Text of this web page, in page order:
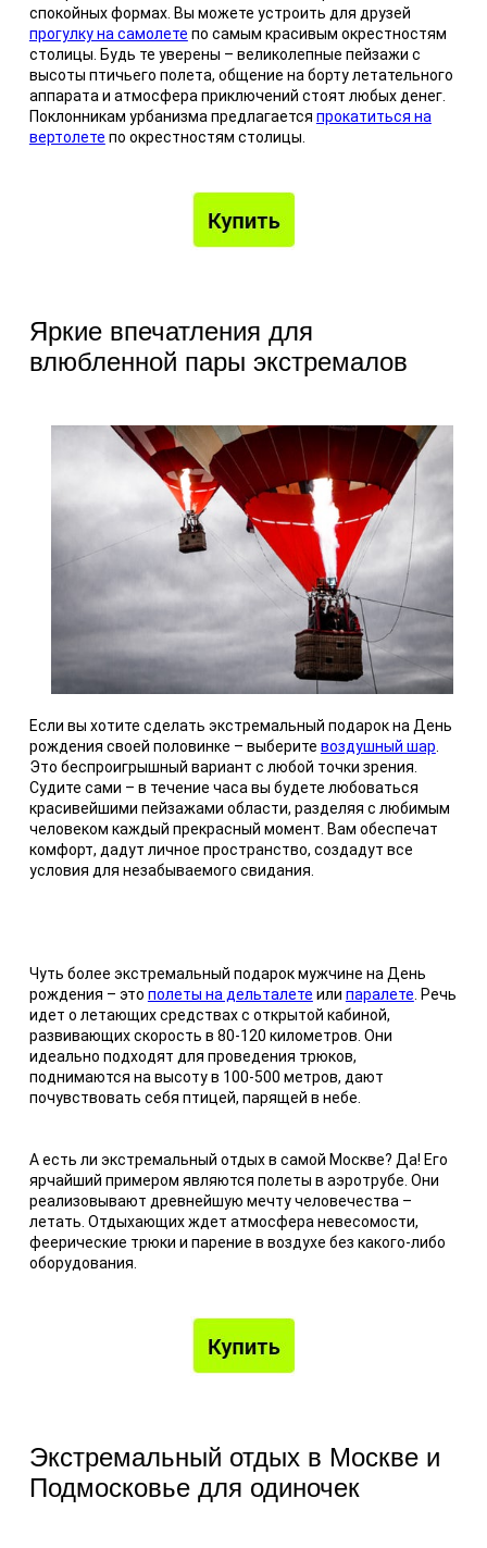
спокойных формах. Вы можете устроить для друзей
прогулку на самолете по самым красивым окрестностям
столицы. Будь те уверены – великолепные пейзажи с
высоты птичьего полета, общение на борту летательного
аппарата и атмосфера приключений стоят любых денег.
Поклонникам урбанизма предлагается прокатиться на
вертолете по окрестностям столицы.
Яркие впечатления для
влюбленной пары экстремалов
Если вы хотите сделать экстремальный подарок на День
рождения своей половинке – выберите воздушный шар
Это беспроигрышный вариант с любой точки зрения.
Судите сами – в течение часа вы будете любоваться
красивейшими пейзажами области, разделяя с любимым
человеком каждый прекрасный момент. Вам обеспечат
комфорт, дадут личное пространство, создадут все
условия для незабываемого свидания.
Чуть более экстремальный подарок мужчине на День
рождения – это полеты на дельталете или паралете . Речь
идет о летающих средствах с открытой кабиной,
развивающих скорость в 80-120 километров. Они
идеально подходят для проведения трюков,
поднимаются на высоту в 100-500 метров, дают
почувствовать себя птицей, парящей в небе.
А есть ли экстремальный отдых в самой Москве? Да! Его
ярчайший примером являются полеты в аэротрубе. Они
реализовывают древнейшую мечту человечества –
летать. Отдыхающих ждет атмосфера невесомости,
феерические трюки и парение в воздухе без какого-либо
оборудования.
Экстремальный отдых в Москве и
Подмосковье для одиночек